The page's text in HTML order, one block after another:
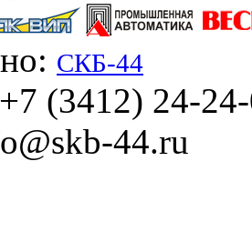
СКБ-44
(3412) 24-
44.ru